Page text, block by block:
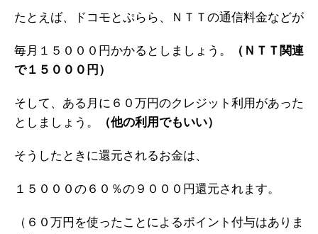
たとえば、ドコモとぷらら、ＮＴＴの通信料金などが
毎月１５０００円かかるとしましょう。
（ＮＴＴ関連
で１５０００円）
そして、ある月に６０万円のクレジット利用があった
としましょう。
（他の利用でもいい）
そうしたときに還元されるお金は、
１５０００の６０％の９０００円還元されます。
（６０万円を使ったことによるポイント付与はありま